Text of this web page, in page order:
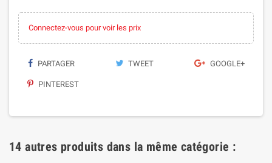
Connectez-vous pour voir les prix
PARTAGER TWEET GOOGLE+
PINTEREST
14 autres produits dans la même catégorie :